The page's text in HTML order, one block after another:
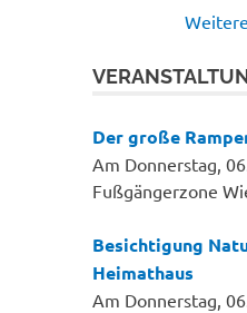
Der große
Am Donnerstag,
Fußgängerzone
Besichtigung
Heimathaus
Am Donnerstag,